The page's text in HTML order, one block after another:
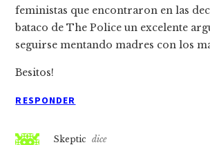
feministas que encontraron en las
bataco de The Police un excelente
seguirse mentando madres con los
Besitos!
RESPONDER
Skeptic
dice